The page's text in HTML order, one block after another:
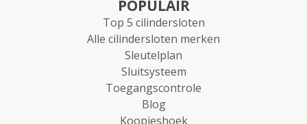
POPULAIR
Top 5 cilindersloten
Alle cilindersloten merken
Sleutelplan
Sluitsysteem
Toegangscontrole
Blog
Koopjeshoek